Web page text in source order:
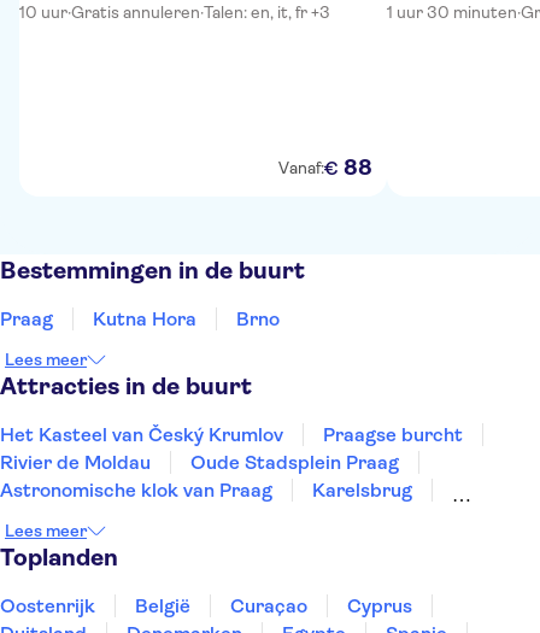
10 uur·Gratis annuleren·Talen: en, it, fr +3
Vanaf:€ 88
1 uur 30 minuten·
Bestemmingen in de buurt
Praag Kutna Hora Brno
Lees meer
Attracties in de buurt
Het Kasteel van Český Krumlov
Praagse burcht
Rivier de Moldau
Oude Stadsplein Praag
Astronomische klok van Praag
Karelsbrug
Concentratiekamp Theresienstadt
Paleis Lobkowicz
Zoo van Praag
Nationaal Museum Praag
Lees meer
Toplanden
Oostenrijk België Curaçao
Cyprus